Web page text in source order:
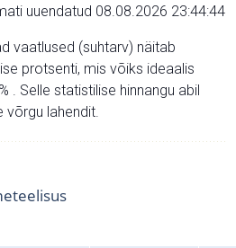
uuendatud 08.08.2026 23:44:44
vaatlused (suhtarv) näitab
protsenti, mis võiks ideaalis
. Selle statistilise hinnangu abil
lahendit.